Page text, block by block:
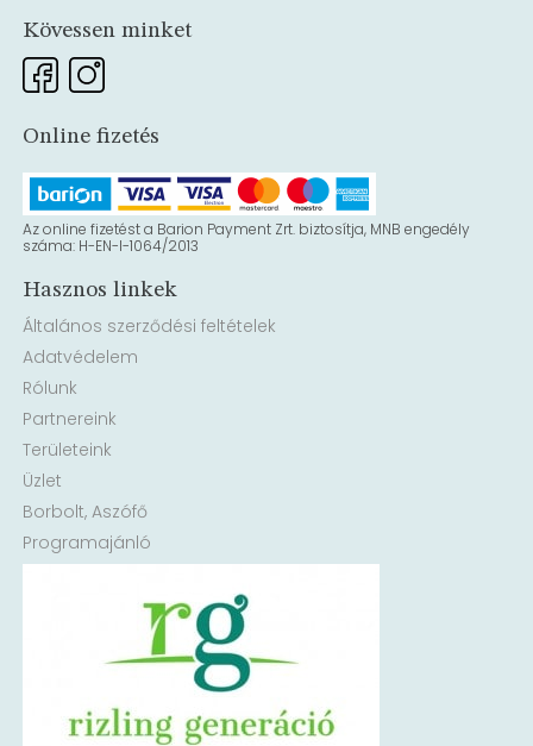
Kövessen minket
Online fizetés
Az online fizetést a Barion Payment Zrt. biztosítja, MNB engedély
száma: H-EN-I-1064/2013
Hasznos linkek
Általános szerződési feltételek
Adatvédelem
Rólunk
Partnereink
Területeink
Üzlet
Borbolt, Aszófő
Programajánló